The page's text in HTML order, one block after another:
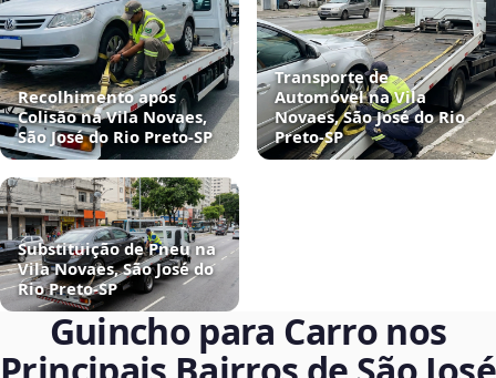
Recolhimento após
Colisão na Vila Novaes,
São José do Rio Preto‑SP
Transporte de
Automóvel na Vila
Novaes, São José do Rio
Preto‑SP
Substituição de Pneu na
Vila Novaes, São José do
Rio Preto‑SP
Guincho para Carro nos